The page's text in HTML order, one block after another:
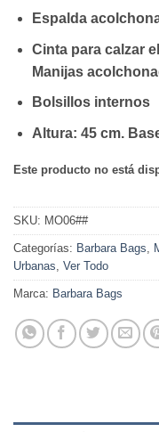
Espalda
Cinta para calzar
Manijas
Bolsillos internos
Altura: 45 cm.
Este producto no está
SKU: MO06##
Categorías: Barbara Bags,
Urbanas, Ver Todo
Marca: Barbara Bags